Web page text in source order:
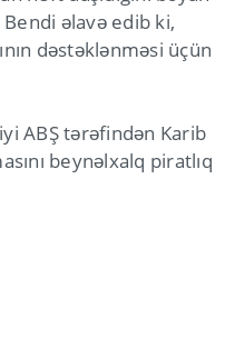
əlavə edib ki,
dəstəklənməsi üçün
ABŞ tərəfindən Karib
beynəlxalq piratlıq